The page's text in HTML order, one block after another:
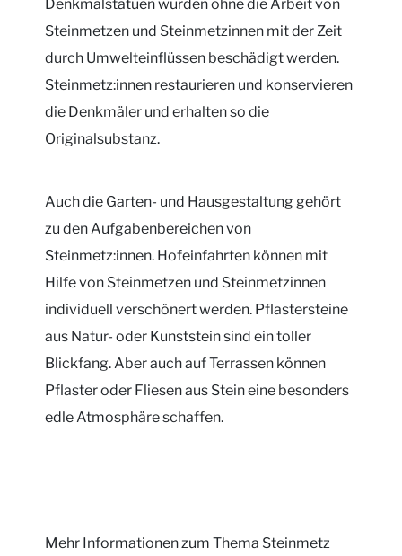
Denkmalstatuen würden ohne die Arbeit von
Steinmetzen und Steinmetzinnen mit der Zeit
durch Umwelteinflüssen beschädigt werden.
Steinmetz:innen restaurieren und konservieren
die Denkmäler und erhalten so die
Originalsubstanz.
Auch die Garten- und Hausgestaltung gehört
zu den Aufgabenbereichen von
Steinmetz:innen. Hofeinfahrten können mit
Hilfe von Steinmetzen und Steinmetzinnen
individuell verschönert werden. Pflastersteine
aus Natur- oder Kunststein sind ein toller
Blickfang. Aber auch auf Terrassen können
Pflaster oder Fliesen aus Stein eine besonders
edle Atmosphäre schaffen.
Mehr Informationen zum Thema Steinmetz